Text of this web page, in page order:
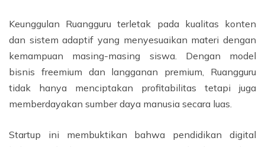
Keunggulan Ruangguru terletak pada kualitas konten
dan sistem adaptif yang menyesuaikan materi dengan
kemampuan masing-masing siswa. Dengan model
bisnis freemium dan langganan premium, Ruangguru
tidak hanya menciptakan profitabilitas tetapi juga
memberdayakan sumber daya manusia secara luas.
Startup ini membuktikan bahwa pendidikan digital